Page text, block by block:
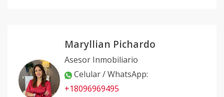
Maryllian Pichardo
Asesor Inmobiliario
Celular / WhatsApp:
+18096969495